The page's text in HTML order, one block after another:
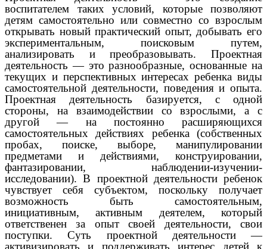
воспитателем таких условий, которые позволяют
детям самостоятельно или совместно со взрослым
открывать новый практический опыт, добывать его
экспериментальным, поисковым путем,
анализировать и преобразовывать. Проектная
деятельность — это разнообразные, основанные на
текущих и перспективных интересах ребенка виды
самостоятельной деятельности, поведения и опыта.
Проектная деятельность базируется, с одной
стороны, на взаимодействии со взрослыми, а с
другой — на постоянно расширяющихся
самостоятельных действиях ребенка (собственных
пробах, поиске, выборе, манипулировании
предметами и действиями, конструировании,
фантазировании, наблюдении-изучении-
исследовании). В проектной деятельности ребенок
чувствует себя субъектом, поскольку получает
возможность быть самостоятельным,
инициативным, активным деятелем, который
ответственен за опыт своей деятельности, свои
поступки. Суть проектной деятельности —
активизировать и поддерживать интерес детей к